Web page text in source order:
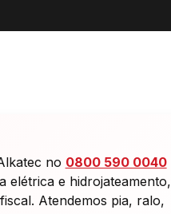
no 0800 590 0040
elétrica e hidrojateamento,
Atendemos pia, ralo,